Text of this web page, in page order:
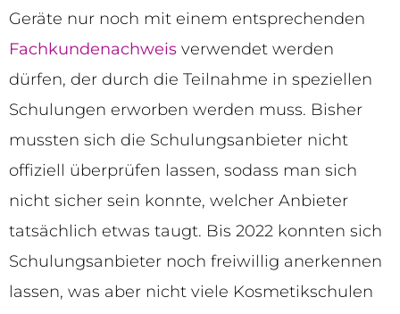
Geräte nur noch mit einem entsprechenden
Fachkundenachweis verwendet werden
dürfen, der durch die Teilnahme in speziellen
Schulungen erworben werden muss. Bisher
mussten sich die Schulungsanbieter nicht
offiziell überprüfen lassen, sodass man sich
nicht sicher sein konnte, welcher Anbieter
tatsächlich etwas taugt. Bis 2022 konnten sich
Schulungsanbieter noch freiwillig anerkennen
lassen, was aber nicht viele Kosmetikschulen